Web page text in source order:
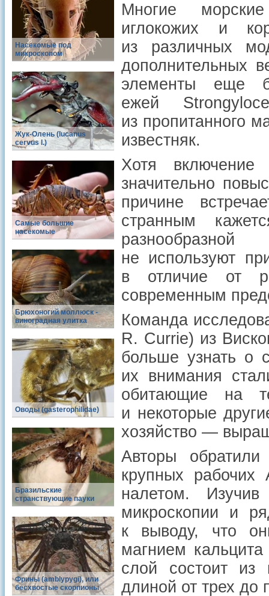
Насекомые под
микроскопом
Жук-Олень (lucanus
cervus l.)
Самые большие
насекомые
Брюхоногий моллюск -
виноградная улитка
Оводы (gasterophilidae)
Бразильские
странствующие пауки
Фрины (amblypygi), или
бесхвостые скорпионы
Многие
иглокожих и
из различных
дополнительных
элементы еще
ежей
из пропитанного
известняк.
Хотя включение
значительно
причине
странным
не используют
в отличие от
современным
Команда
R. Currie) из
больше узнать о
их внимания
обитающие на
и некоторые
хозяйство —
Авторы обратили
крупных рабочих
налетом.
микроскопии и
к выводу, что
магнием
слой состоит из
длиной от трех до